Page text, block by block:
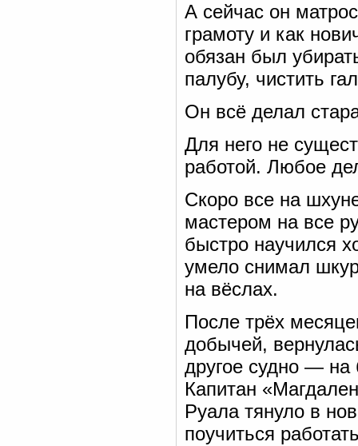
А сейчас он
грамоту и как
обязан был
палубу, чистить
Он всё делал
Для него не
работой. Любое
Скоро все на
мастером на все
быстро научился
умело снимал
на вёслах.
После трёх
добычей,
другое судно — на
Капитан
Руала тянуло в
поучиться